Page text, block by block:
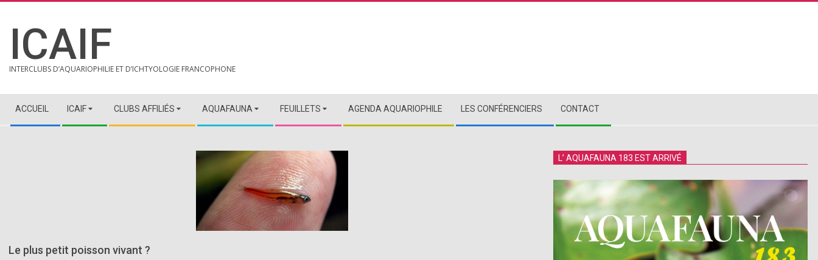
content
ICAIF
INTERCLUBS D’AQUARIOPHILIE ET D’ICHTYOLOGIE FRANCOPHONE
Navigation
Menu
ACCUEIL ICAIF CLUBS AFFILIÉS AQUAFAUNA FEUILLETS AGENDA AQUARIOPHILE LES CONFÉRENCIERS CONTACT
Le plus petit poisson vivant ?
L’ AQUAFAUNA 183 EST ARRIVÉ